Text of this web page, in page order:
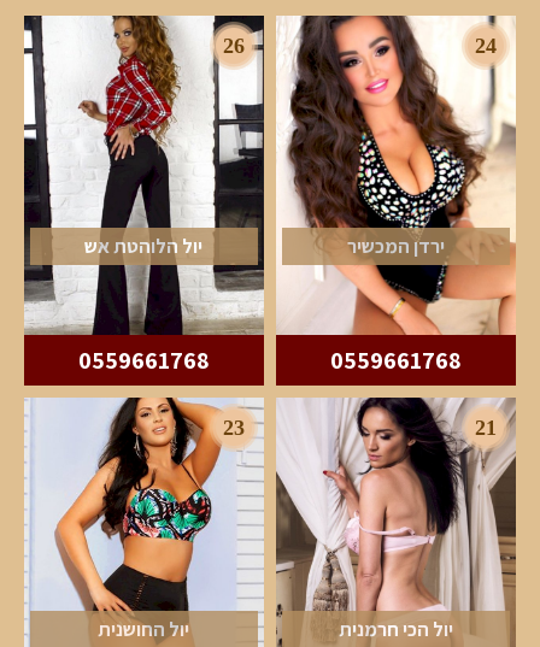
24
ירדן המכשיר
0559661768
26
יול הלוהטת אש
0559661768
21
יול הכי חרמנית
23
יול החושנית